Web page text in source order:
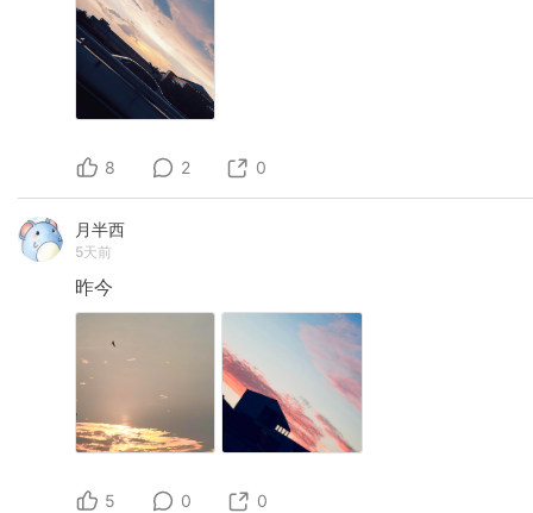
8 2 0
月半西
5天前
昨今
5 0 0